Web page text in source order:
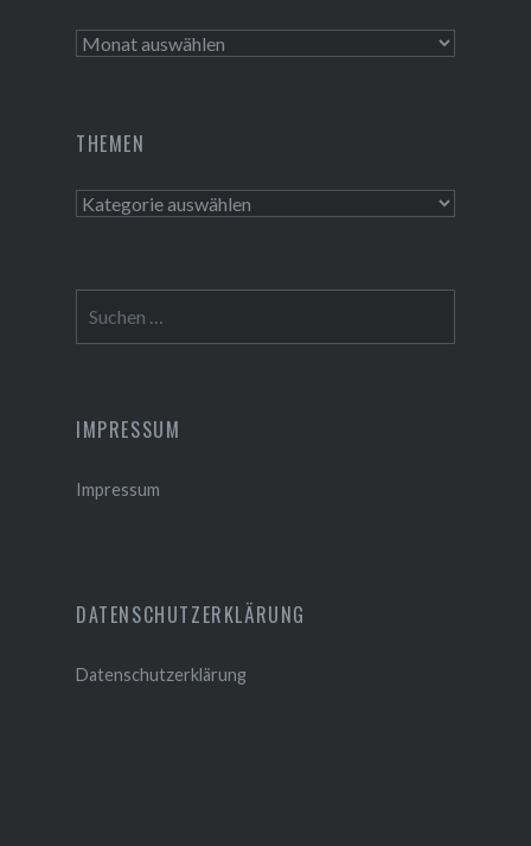
Aktivitäten
THEMEN
Themen
nach:
IMPRESSUM
Impressum
DATENSCHUTZERKLÄRUNG
Datenschutzerklärung